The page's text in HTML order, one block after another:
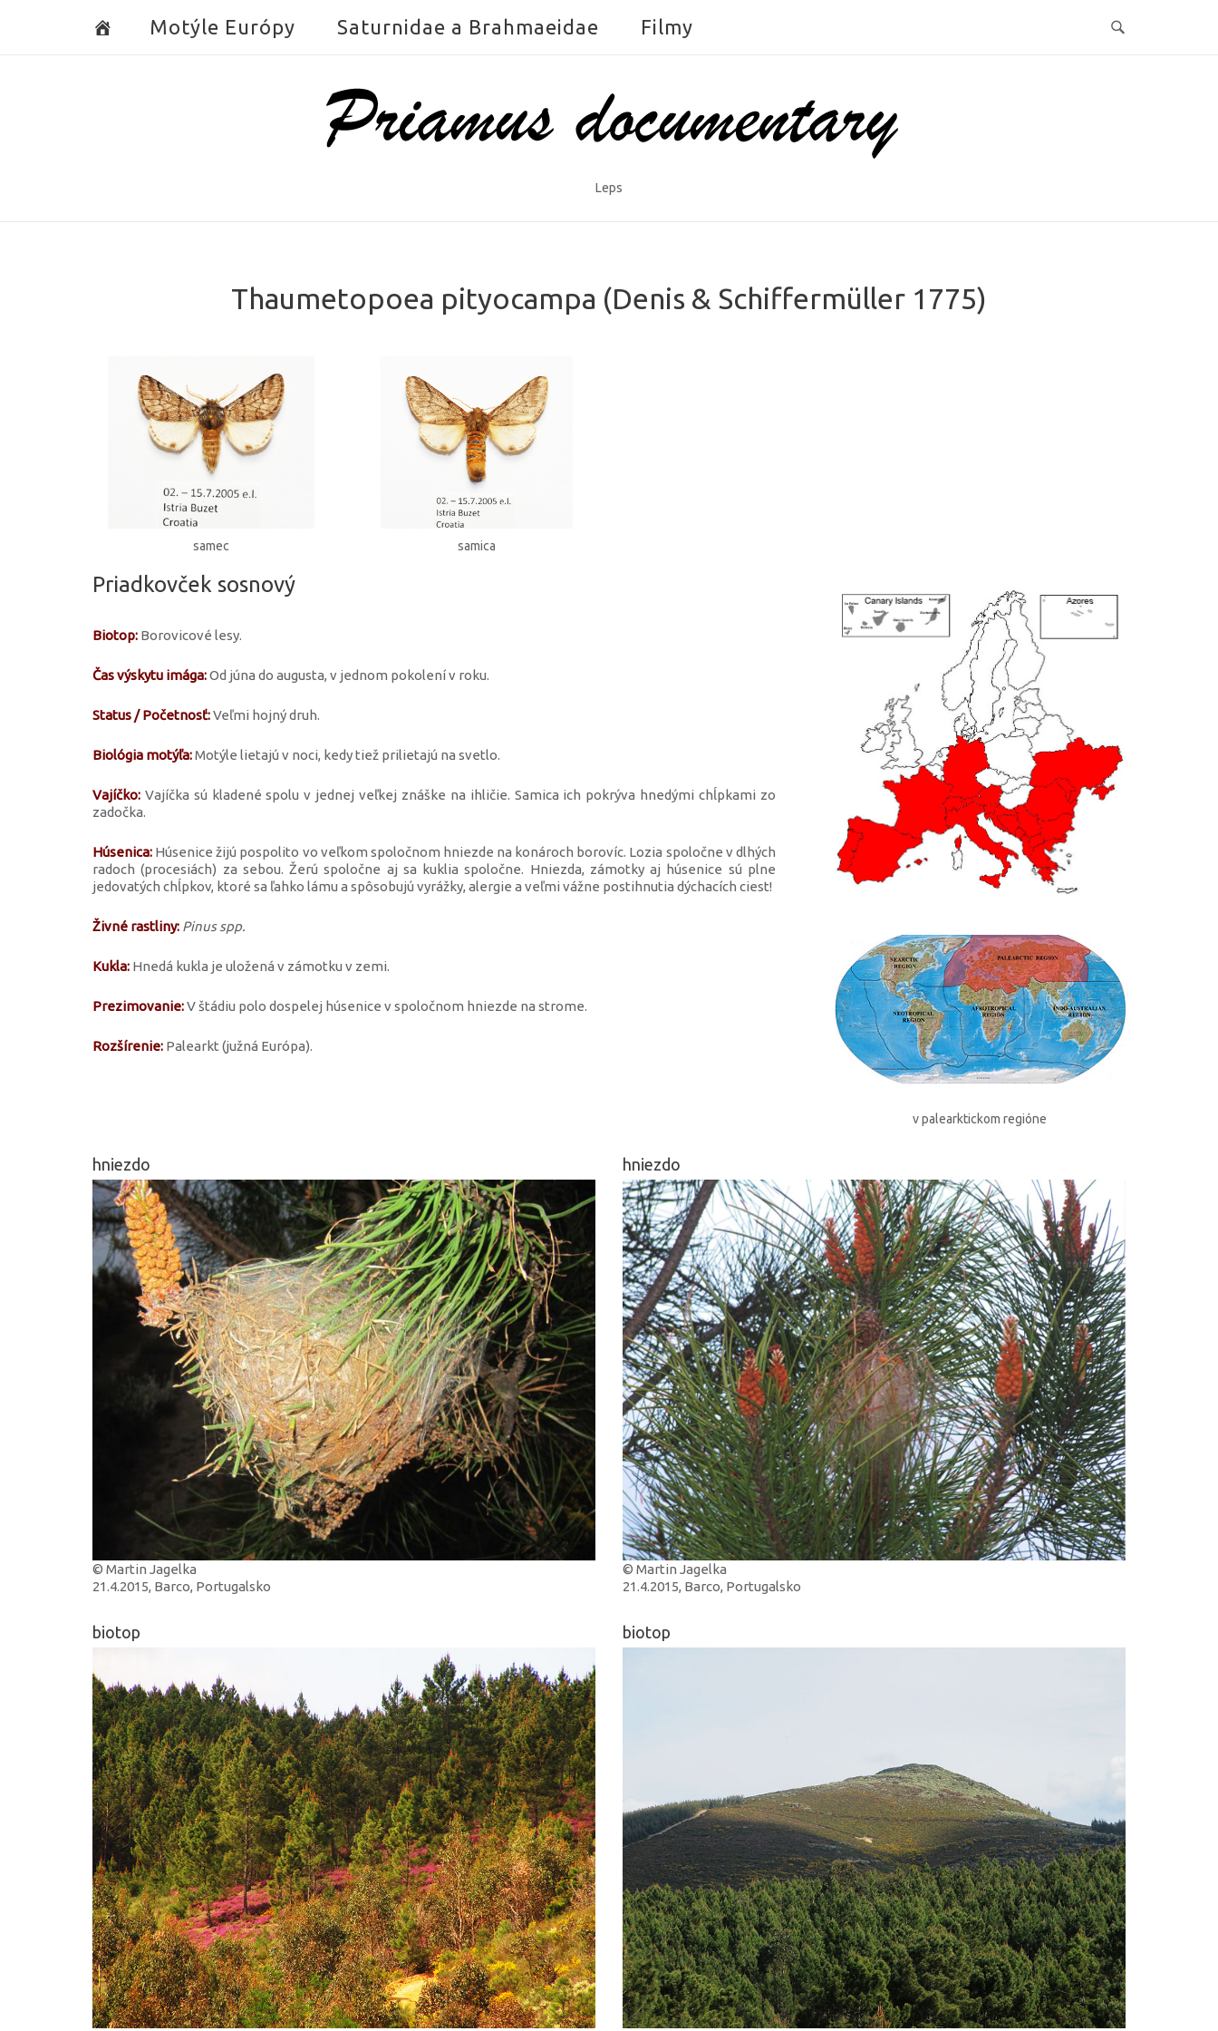
Motýle Európy Saturnidae a Brahmaeidae Filmy
Home
Leps
Thaumetopoea pityocampa (Denis & Schiffermüller 1775)
samec samica
Priadkovček sosnový
Biotop: Borovicové lesy.
Čas výskytu imága:Od júna do augusta, v jednom pokolení v roku.
Status / Početnosť:Veľmi hojný druh.
Biológia motýľa:Motýle lietajú v noci, kedy tiež prilietajú na svetlo.
Vajíčko: Vajíčka sú kladené spolu v jednej veľkej znáške na ihličie. Samica ich pokrýva hnedými chĺpkami zo
zadočka.
Húsenica: Húsenice žijú pospolito vo veľkom spoločnom hniezde na konároch borovíc. Lozia spoločne v dlhých
radoch (procesiách) za sebou. Žerú spoločne aj sa kuklia spoločne. Hniezda, zámotky aj húsenice sú plne
jedovatých chĺpkov, ktoré sa ľahko lámu a spôsobujú vyrážky, alergie a veľmi vážne postihnutia dýchacích ciest!
Živné rastliny: Pinus spp.
Kukla: Hnedá kukla je uložená v zámotku v zemi.
Prezimovanie:V štádiu polo dospelej húsenice v spoločnom hniezde na strome.
Rozšírenie: Palearkt (južná Európa).
v palearktickom regióne
hniezdo
© Martin Jagelka
21.4.2015, Barco, Portugalsko
hniezdo
© Martin Jagelka
21.4.2015, Barco, Portugalsko
biotop biotop